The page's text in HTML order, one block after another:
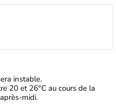
instable.
20 et 26°C au cours de la
midi.